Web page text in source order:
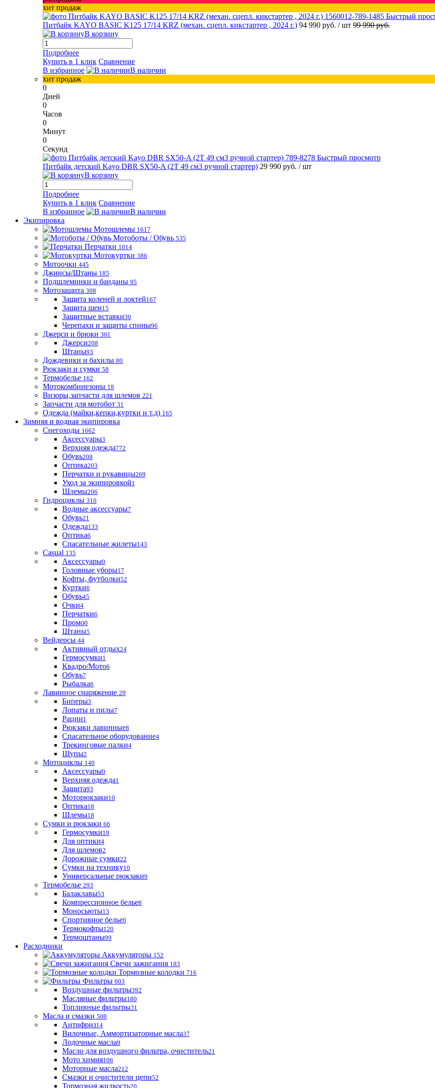
хит продаж
Быстрый
Питбайк KAYO BASIC K125 17/14 KRZ (механ. сцепл. кикстартер , 2024 г.) 94 990 руб. / шт 99 990 руб.
В корзину
Подробнее
Купить в 1 клик Сравнение
В избранное
В наличии
хит продаж
0
Дней
0
Часов
0
Минут
0
Секунд
Быстрый просмотр
Питбайк детский Kayo DBR SX50-A (2T 49 см3 ручной стартер) 29 990 руб. / шт
В корзину
Подробнее
Купить в 1 клик Сравнение
В избранное
В наличии
Экипировка
Мотошлемы 1617
Мотоботы / Обувь 535
Перчатки 1014
Мотокуртки 386
Мотоочки 445
Джинсы/Штаны 185
Подшлемники и банданы 95
Мотозащита 308
Защита коленей и локтей167
Защита шеи15
Защитные вставки30
Черепахи и защиты спины96
Джерси и брюки 301
Джерси208
Штаны93
Дождевики и бахилы 80
Рюкзаки и сумки 58
Термобелье 162
Мотокомбинезоны 18
Визоры,запчасти для шлемов 221
Запчасти для мотобот 31
Одежда (майки,кепки,куртки и т.д) 165
Зимняя и водная экипировка
Снегоходы 1662
Аксессуары3
Верхняя одежда772
Обувь208
Оптика203
Перчатки и рукавицы269
Уход за экипировкой1
Шлемы206
Гидроциклы 310
Водные аксессуары7
Обувь21
Одежда133
Оптика6
Спасательные жилеты143
Casual 135
Аксессуары0
Головные уборы17
Кофты, футболки52
Куртки6
Обувь45
Очки4
Перчатки6
Промо0
Штаны5
Вейдерсы 44
Активный отдых24
Гермосумки1
Квадро/Мото6
Обувь7
Рыбалка6
Лавинное снаряжение 29
Биперы3
Лопаты и пилы7
Рации1
Рюкзаки лавинные8
Спасательное оборудование4
Трекинговые палки4
Щупы2
Мотоциклы 140
Аксессуары0
Верхняя одежда1
Защита93
Моторюкзаки10
Оптика18
Шлемы18
Сумки и рюкзаки 66
Гермосумки19
Для оптики4
Для шлемов2
Дорожные сумки22
Сумки на технику10
Универсальные рюкзаки9
Термобелье 293
Балаклавы53
Компрессионное белье8
Моносьюты13
Спортивное белье0
Термокофты120
Термоштаны99
Расходники
Аккумуляторы 152
Свечи зажигания 183
Тормозные колодки 716
Фильтры 603
Воздушные фильтры392
Масляные фильтры180
Топливные фильтры31
Масла и смазки 508
Антифриз14
Вилочные, Аммортизаторные масла37
Лодочные масла9
Масло для воздушного фильтра, очиститель21
Мото химия106
Моторные масла212
Смазки и очистители цепи52
Тормозная жидкость20